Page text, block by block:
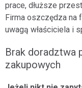
prace, dłuższe
Firma oszczędza na
uwagą właściciela i
Brak doradztwa
zakupowych